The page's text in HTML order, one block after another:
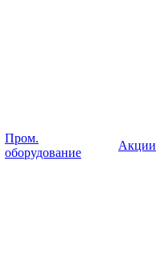
Пром.
оборудование
Акции